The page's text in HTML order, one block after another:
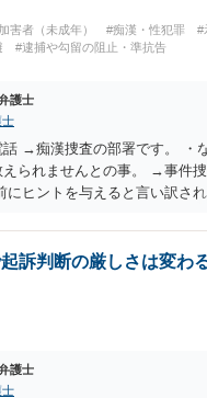
害者（未成年） #痴漢・性犯罪
#
#逮捕や勾留の阻止・準抗告
護士
士
話 →痴漢捜査の部署です。 ・
られませんとの事。 →事件
にヒントを与えると言い訳さ
疑われているのでは。 そも
疑われる筋合いは無いわけで
訴判断の厳しさは変わ
護士
士